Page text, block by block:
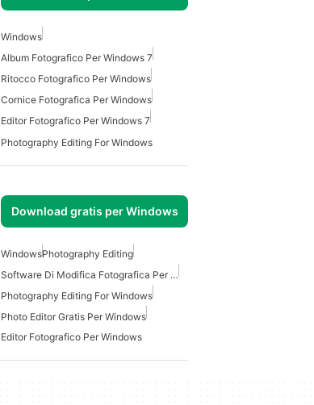
Windows
Album Fotografico Per Windows 7
Ritocco Fotografico Per Windows
Cornice Fotografica Per Windows
Editor Fotografico Per Windows 7
Photography Editing For Windows
Download gratis per Windows
WindowsPhotography Editing
Software Di Modifica Fotografica Per Windows 7
Photography Editing For Windows
Photo Editor Gratis Per Windows
Editor Fotografico Per Windows